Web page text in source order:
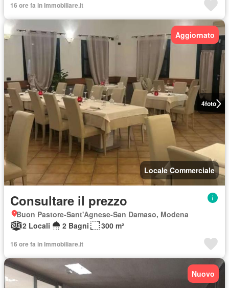
16 ore fa in Immobiliare.it
4foto
Aggiornato
Locale Commerciale
Consultare il prezzo
Buon Pastore-Sant'Agnese-San Damaso, Modena
2 Locali
2 Bagni 300 m²
16 ore fa in Immobiliare.it
Nuovo